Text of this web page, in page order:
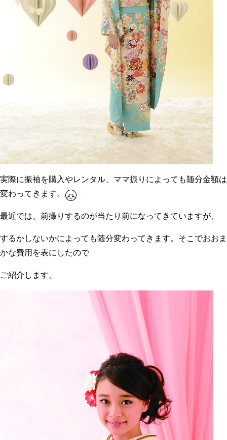
実際に振袖を購入やレンタル、ママ振りによっても随分金額は
変わってきます。
最近では、前撮りするのが当たり前になってきていますが、
するかしないかによっても随分変わってきます。そこでおおま
かな費用を表にしたので
ご紹介します。